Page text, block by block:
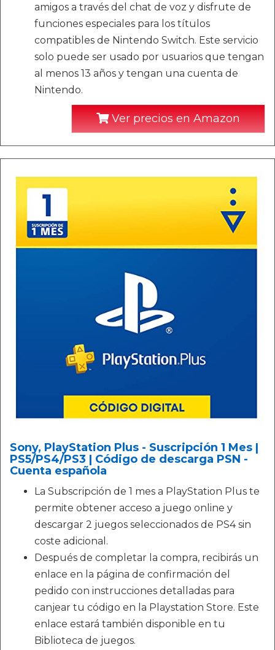
amigos a través del chat de voz y disfrute de
funciones especiales para los títulos
compatibles de Nintendo Switch. Este servicio
solo puede ser usado por usuarios que tengan
al menos 13 años y tengan una cuenta de
Nintendo.
Ver precios en Amazon
Sony, PlayStation Plus - Suscripción 1 Mes |
PS5/PS4/PS3 | Código de descarga PSN -
Cuenta española
La Subscripción de 1 mes a PlayStation Plus te
permite obtener acceso a juego online y
descargar 2 juegos seleccionados de PS4 sin
coste adicional.
Después de completar la compra, recibirás un
enlace en la página de confirmación del
pedido con instrucciones detalladas para
canjear tu código en la Playstation Store. Este
enlace estará también disponible en tu
Biblioteca de juegos.